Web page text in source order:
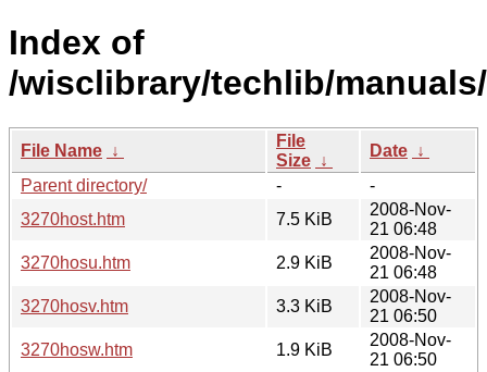
Index of
/wisclibrary/techlib/
File Name ↓
File
Size ↓
Date ↓
Parent directory/
-
-
3270host.htm
7.5 KiB
2008-Nov-
21 06:48
3270hosu.htm
2.9 KiB
2008-Nov-
21 06:48
3270hosv.htm
3.3 KiB
2008-Nov-
21 06:50
3270hosw.htm
1.9 KiB
2008-Nov-
21 06:50